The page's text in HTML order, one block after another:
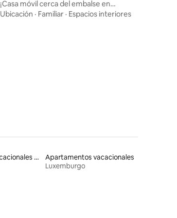
¡Casa móvil cerca del embalse en
Luxemburgo!
Ubicación · Familiar · Espacios interiores
Alojamientos vacacionales para familias
Apartamentos vacacionales
Luxemburgo